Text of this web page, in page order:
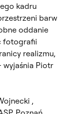
kadru
barw
oddanie
fotografii
realizmu,
wyjaśnia Piotr
,